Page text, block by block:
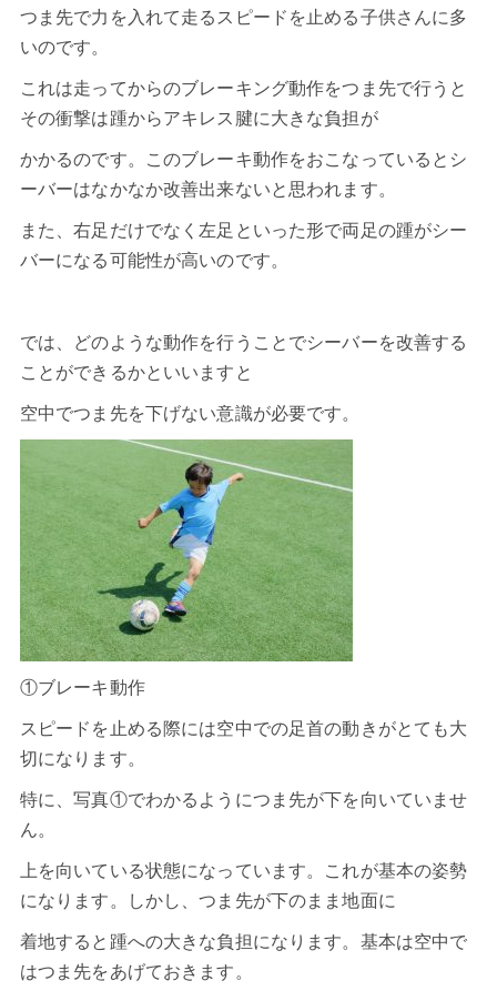
つま先で力を入れて走るスピードを止める子供さんに多
いのです。
これは走ってからのブレーキング動作をつま先で行うと
その衝撃は踵からアキレス腱に大きな負担が
かかるのです。このブレーキ動作をおこなっているとシ
ーバーはなかなか改善出来ないと思われます。
また、右足だけでなく左足といった形で両足の踵がシー
バーになる可能性が高いのです。
では、どのような動作を行うことでシーバーを改善する
ことができるかといいますと
空中でつま先を下げない意識が必要です。
①ブレーキ動作
スピードを止める際には空中での足首の動きがとても大
切になります。
特に、写真①でわかるようにつま先が下を向いていませ
ん。
上を向いている状態になっています。これが基本の姿勢
になります。しかし、つま先が下のまま地面に
着地すると踵への大きな負担になります。基本は空中で
はつま先をあげておきます。